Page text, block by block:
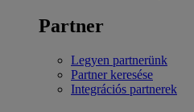
Partner
Legyen partnerünk
Partner keresése
Integrációs partnerek